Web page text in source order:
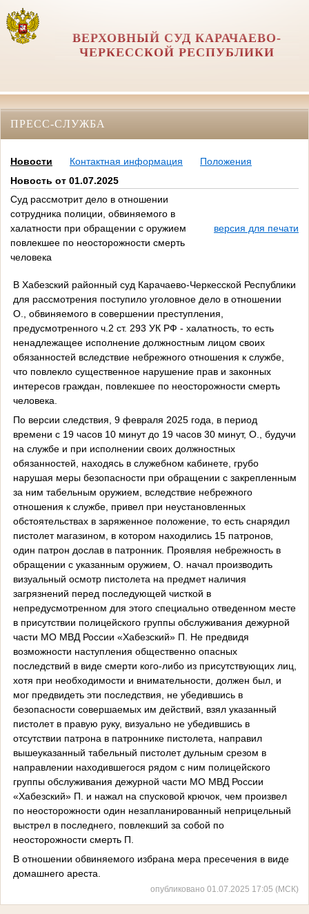
ВЕРХОВНЫЙ СУД КАРАЧАЕВО-
ЧЕРКЕССКОЙ РЕСПУБЛИКИ
ПРЕСС-СЛУЖБА
Новости Контактная информация
Положения
Новость от 01.07.2025
Суд рассмотрит дело в отношении
сотрудника полиции, обвиняемого в
халатности при обращении с оружием
повлекшее по неосторожности смерть
человека
версия для печати
В Хабезский районный суд Карачаево-Черкесской Республики
для рассмотрения поступило уголовное дело в отношении
О., обвиняемого в совершении преступления,
предусмотренного ч.2 ст. 293 УК РФ - халатность, то есть
ненадлежащее исполнение должностным лицом своих
обязанностей вследствие небрежного отношения к службе,
что повлекло существенное нарушение прав и законных
интересов граждан, повлекшее по неосторожности смерть
человека.
По версии следствия, 9 февраля 2025 года, в период
времени с 19 часов 10 минут до 19 часов 30 минут, О., будучи
на службе и при исполнении своих должностных
обязанностей, находясь в служебном кабинете, грубо
нарушая меры безопасности при обращении с закрепленным
за ним табельным оружием, вследствие небрежного
отношения к службе, привел при неустановленных
обстоятельствах в заряженное положение, то есть снарядил
пистолет магазином, в котором находились 15 патронов,
один патрон дослав в патронник. Проявляя небрежность в
обращении с указанным оружием, О. начал производить
визуальный осмотр пистолета на предмет наличия
загрязнений перед последующей чисткой в
непредусмотренном для этого специально отведенном месте
в присутствии полицейского группы обслуживания дежурной
части МО МВД России «Хабезский» П. Не предвидя
возможности наступления общественно опасных
последствий в виде смерти кого-либо из присутствующих лиц,
хотя при необходимости и внимательности, должен был, и
мог предвидеть эти последствия, не убедившись в
безопасности совершаемых им действий, взял указанный
пистолет в правую руку, визуально не убедившись в
отсутствии патрона в патроннике пистолета, направил
вышеуказанный табельный пистолет дульным срезом в
направлении находившегося рядом с ним полицейского
группы обслуживания дежурной части МО МВД России
«Хабезский» П. и нажал на спусковой крючок, чем произвел
по неосторожности один незапланированный неприцельный
выстрел в последнего, повлекший за собой по
неосторожности смерть П.
В отношении обвиняемого избрана мера пресечения в виде
домашнего ареста.
опубликовано 01.07.2025 17:05 (МСК)